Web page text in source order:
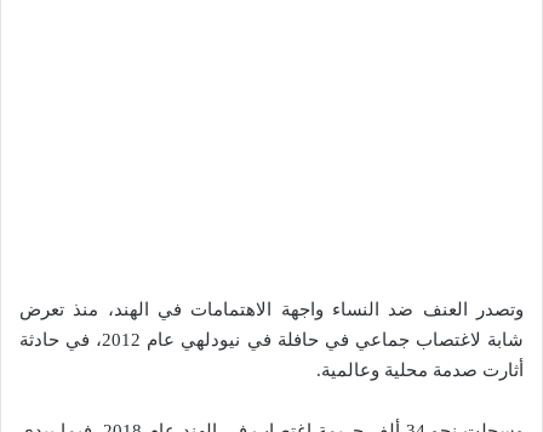
وتصدر العنف ضد النساء واجهة الاهتمامات في الهند، منذ تعرض
شابة لاغتصاب جماعي في حافلة في نيودلهي عام 2012، في حادثة
أثارت صدمة محلية وعالمية.